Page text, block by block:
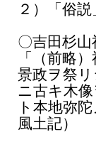
２）「俗説
〇吉田杉山
「（前略
景政ヲ祭
ニ古キ木
ト本地弥
風土記）